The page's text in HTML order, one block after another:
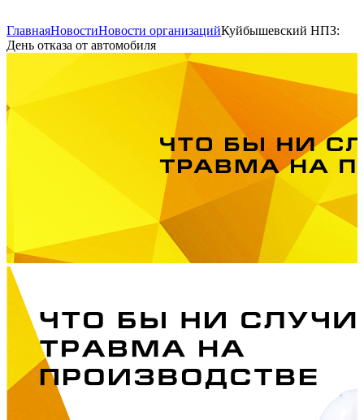
ГлавнаяНовостиНовости организацийКуйбышевский НПЗ:
День отказа от автомобиля